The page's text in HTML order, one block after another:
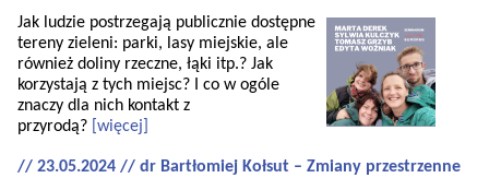
Jak ludzie postrzegają publicznie dostępne
tereny zieleni: parki, lasy miejskie, ale
również doliny rzeczne, łąki itp.? Jak
korzystają z tych miejsc? I co w ogóle
znaczy dla nich kontakt z
przyrodą? [więcej]
// 23.05.2024 // dr Bartłomiej Kołsut – Zmiany przestrzenne